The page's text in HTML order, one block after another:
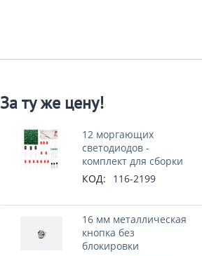
За ту же цену!
12 моргающих
светодиодов -
комплект для сборки
КОД:
116-2199
16 мм металлическая
кнопка без
блокировки